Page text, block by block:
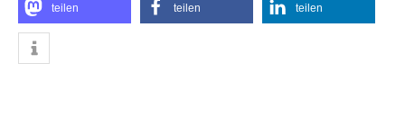
teilen teilen teilen